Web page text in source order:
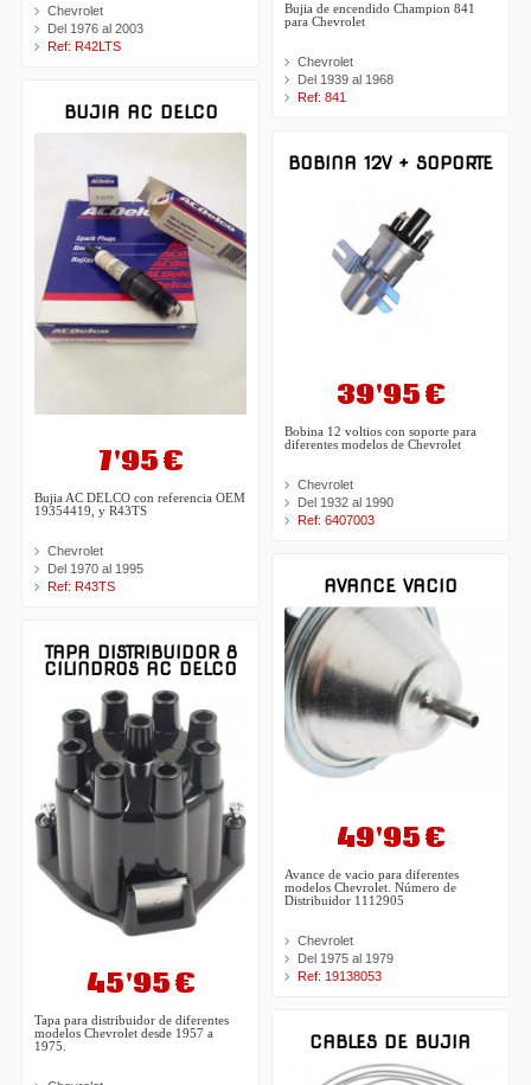
Chevrolet
Del 1976 al 2003
Ref: R42LTS
BUJIA AC DELCO
7'95 €
Bujia AC DELCO con referencia OEM
19354419, y R43TS
Chevrolet
Del 1970 al 1995
Ref: R43TS
TAPA DISTRIBUIDOR 8
CILINDROS AC DELCO
45'95 €
Tapa para distribuidor de diferentes
modelos Chevrolet desde 1957 a
1975.
Bujia de encendido Champion 841
para Chevrolet
Chevrolet
Del 1939 al 1968
Ref: 841
BOBINA 12V + SOPORTE
39'95 €
Bobina 12 voltios con soporte para
diferentes modelos de Chevrolet
Chevrolet
Del 1932 al 1990
Ref: 6407003
AVANCE VACIO
49'95 €
Avance de vacio para diferentes
modelos Chevrolet. Número de
Distribuidor 1112905
Chevrolet
Del 1975 al 1979
Ref: 19138053
CABLES DE BUJIA